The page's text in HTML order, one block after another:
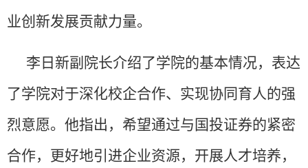
业创新发展贡献力量。
李日新副院长介绍了学院的基本情况，表达
了学院对于深化校企合作、实现协同育人的强
烈意愿。他指出，希望通过与国投证券的紧密
合作，更好地引进企业资源，开展人才培养，